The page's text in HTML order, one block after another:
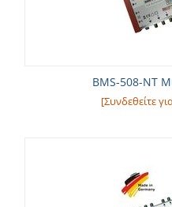
BMS-508-NT
[Συνδεθείτε